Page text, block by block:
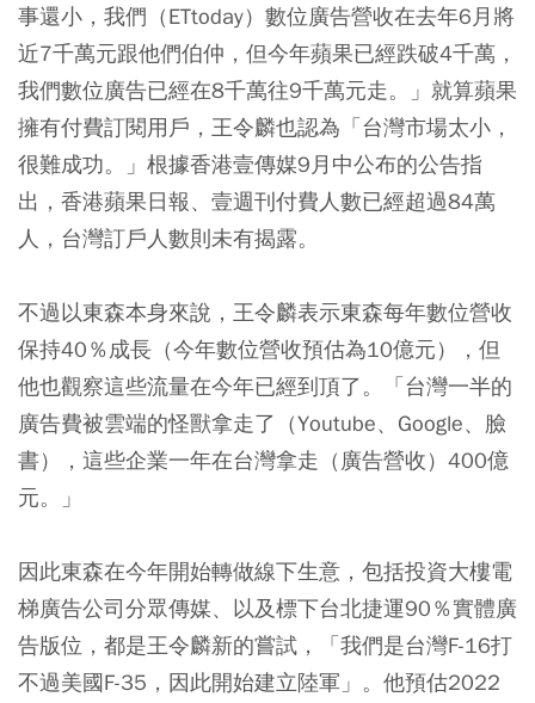
事還小，我們（ETtoday）數位廣告營收在去年6月將
近7千萬元跟他們伯仲，但今年蘋果已經跌破4千萬，
我們數位廣告已經在8千萬往9千萬元走。」就算蘋果
擁有付費訂閱用戶，王令麟也認為「台灣市場太小，
很難成功。」根據香港壹傳媒9月中公布的公告指
出，香港蘋果日報、壹週刊付費人數已經超過84萬
人，台灣訂戶人數則未有揭露。
不過以東森本身來說，王令麟表示東森每年數位營收
保持40％成長（今年數位營收預估為10億元），但
他也觀察這些流量在今年已經到頂了。「台灣一半的
廣告費被雲端的怪獸拿走了（Youtube、Google、臉
書），這些企業一年在台灣拿走（廣告營收）400億
元。」
因此東森在今年開始轉做線下生意，包括投資大樓電
梯廣告公司分眾傳媒、以及標下台北捷運90％實體廣
告版位，都是王令麟新的嘗試，「我們是台灣F-16打
不過美國F-35，因此開始建立陸軍」。他預估2022